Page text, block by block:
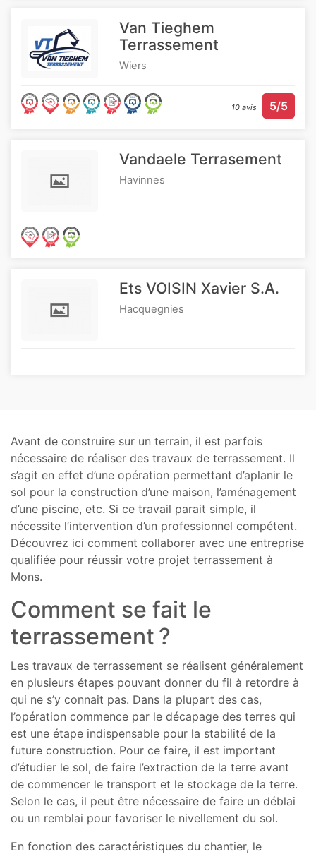
Van Tieghem
Terrassement
Wiers
10 avis 5/5
Vandaele Terrasement
Havinnes
Ets VOISIN Xavier S.A.
Hacquegnies
Avant de construire sur un terrain, il est parfois
nécessaire de réaliser des travaux de terrassement. Il
s’agit en effet d’une opération permettant d’aplanir le
sol pour la construction d’une maison, l’aménagement
d’une piscine, etc. Si ce travail parait simple, il
nécessite l’intervention d’un professionnel compétent.
Découvrez ici comment collaborer avec une entreprise
qualifiée pour réussir votre projet terrassement à
Mons.
Comment se fait le
terrassement ?
Les travaux de terrassement se réalisent généralement
en plusieurs étapes pouvant donner du fil à retordre à
qui ne s’y connait pas. Dans la plupart des cas,
l’opération commence par le décapage des terres qui
est une étape indispensable pour la stabilité de la
future construction. Pour ce faire, il est important
d’étudier le sol, de faire l’extraction de la terre avant
de commencer le transport et le stockage de la terre.
Selon le cas, il peut être nécessaire de faire un déblai
ou un remblai pour favoriser le nivellement du sol.
En fonction des caractéristiques du chantier, le